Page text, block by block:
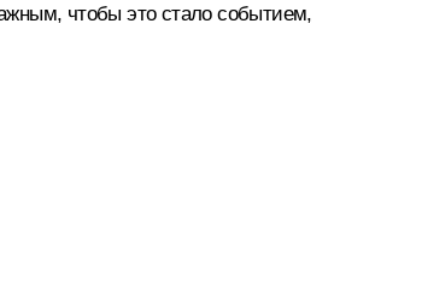
чтобы это стало событием,